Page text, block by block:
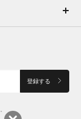
登録する